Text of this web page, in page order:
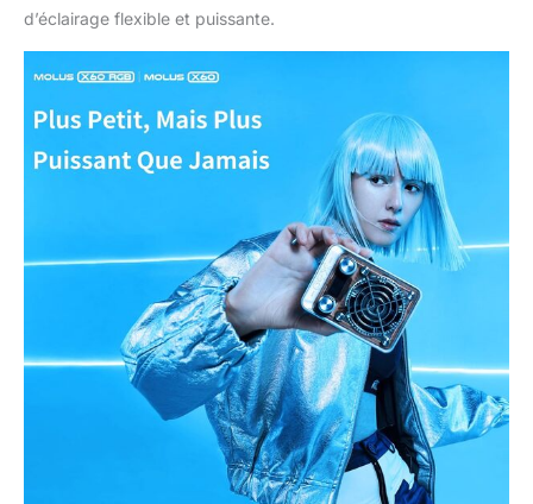
lampe vidéo X60 RGB
existants.
d’éclairage flexible et puissante.